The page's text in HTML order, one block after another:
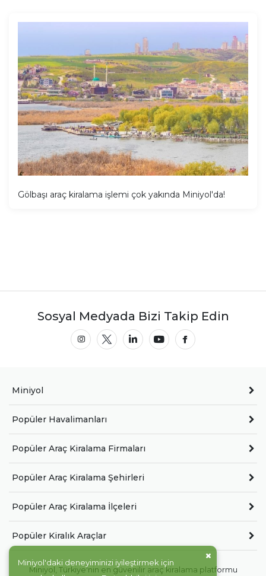
Gölbaşı araç kiralama işlemi çok yakında Miniyol'da!
Sosyal Medyada Bizi Takip Edin
Miniyol
Popüler Havalimanları
Popüler Araç Kiralama Firmaları
Popüler Araç Kiralama Şehirleri
Popüler Araç Kiralama İlçeleri
Popüler Kiralık Araçlar
Miniyol, Türkiye'nin en güvenilir araç kiralama platformu
Miniyol'daki deneyiminizi iyileştirmek için